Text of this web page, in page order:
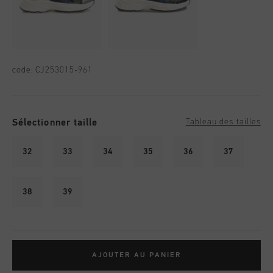
code: CJ253015-961
Sélectionner taille Tableau des tailles
32 33 34 35 36 37
38 39
AJOUTER AU PANIER